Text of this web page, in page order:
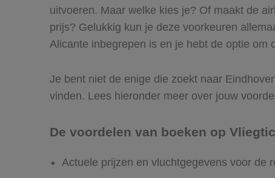
uitvoeren. Maar welke kies je? Of maakt de
prijs? Gelukkig kun je deze voorkeuren
Alicante inbegrepen is en je hebt de optie om
Je bent niet de enige die zoekt naar
vinden. Lees hieronder meer over jouw
De voordelen van boeken op
Actuele prijzen en vluchtgegevens voor de